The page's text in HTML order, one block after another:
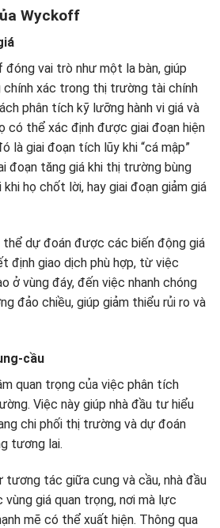
Wyckoff
vai trò như một la bàn, giúp
chính xác trong thị trường tài chính
phân tích kỹ lưỡng hành vi giá và
có thể xác định được giai đoạn hiện
là giai đoạn tích lũy khi “cá mập”
đoạn tăng giá khi thị trường bùng
khi họ chốt lời, hay giai đoạn giảm giá
thể dự đoán được các biến động giá
định giao dịch phù hợp, từ việc
ở vùng đáy, đến việc nhanh chóng
đảo chiều, giúp giảm thiểu rủi ro và
cầu
quan trọng của việc phân tích
Việc này giúp nhà đầu tư hiểu
chi phối thị trường và dự đoán
tương lai.
tương tác giữa cung và cầu, nhà đầu
giá quan trọng, nơi mà lực
mẽ có thể xuất hiện. Thông qua